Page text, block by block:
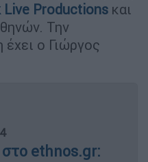
Live Productions και
Την
έχει ο Γιώργος
ethnos.gr: